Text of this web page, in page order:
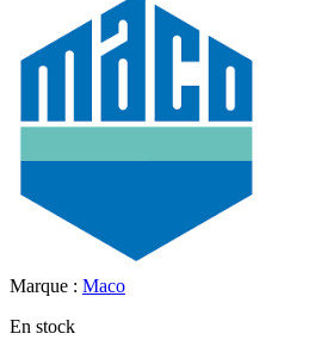
Marque : Maco
En stock